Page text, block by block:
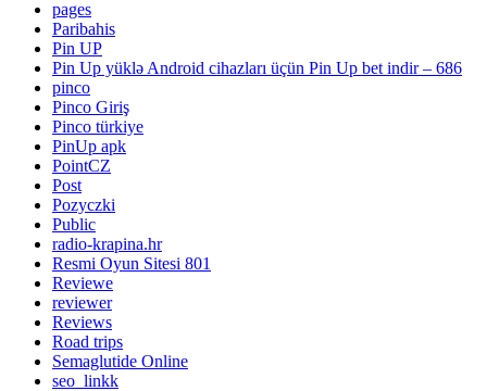
pages
Paribahis
Pin UP
Pin Up yüklə Android cihazları üçün Pin Up bet indir – 686
pinco
Pinco Giriş
Pinco türkiye
PinUp apk
PointCZ
Post
Pozyczki
Public
radio-krapina.hr
Resmi Oyun Sitesi 801
Reviewe
reviewer
Reviews
Road trips
Semaglutide Online
seo_linkk